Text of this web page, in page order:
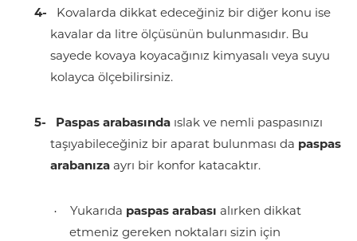
4-
Kovalarda dikkat edeceğiniz bir diğer konu ise
kavalar da litre ölçüsünün bulunmasıdır. Bu
sayede kovaya koyacağınız kimyasalı veya suyu
kolayca ölçebilirsiniz.
5- Paspas arabasında ıslak ve nemli paspasınızı
taşıyabileceğiniz bir aparat bulunması da paspas
arabanıza ayrı bir konfor katacaktır.
· Yukarıda paspas arabası alırken dikkat
etmeniz gereken noktaları sizin için